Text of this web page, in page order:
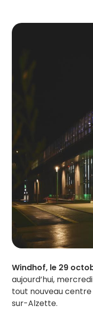
Windhof, le 29
aujourd’hui,
tout nouveau
sur-Alzette.